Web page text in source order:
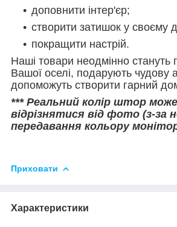
доповнити інтер'єр;
створити затишок у своєму
покращити настрій.
Наші товари неодмінно
Вашої оселі, подарують чудову
допоможуть створити гарний
*** Реальний колір штор
відрізнятися від фото (з-за
передавання кольору
Приховати
Характеристики